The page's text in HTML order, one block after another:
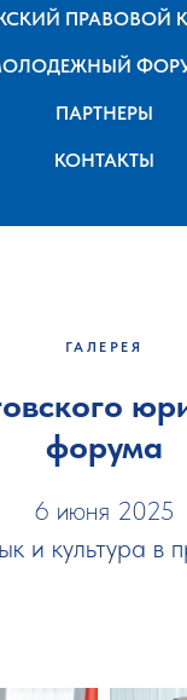
ПРАВОВОЙ
ПАРТНЕРЫ
КОНТАКТЫ
ГАЛЕРЕЯ
форума
6 июня 2025
и культура в